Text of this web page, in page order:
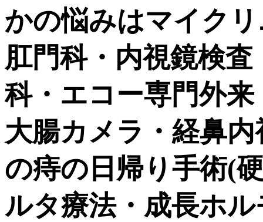
かの悩みはマイク
肛門科・内視鏡検
科・エコー専門外来
大腸カメラ・経鼻
の痔の日帰り手術(
ルタ療法・成長ホ